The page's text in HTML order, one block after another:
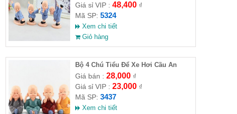
Giá sỉ VIP : 48,400₫
Mã SP: 5324
Xem chi tiết
Giỏ hàng
Bộ 4 Chú Tiểu Để Xe Hơi Cầu An
Giá bán : 28,000₫
Giá sỉ VIP : 23,000₫
Mã SP: 3437
Xem chi tiết